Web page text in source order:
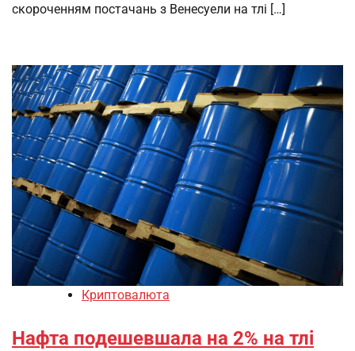
скороченням постачань з Венесуели на тлі […]
Криптовалюта
Нафта подешевшала на 2% на тлі